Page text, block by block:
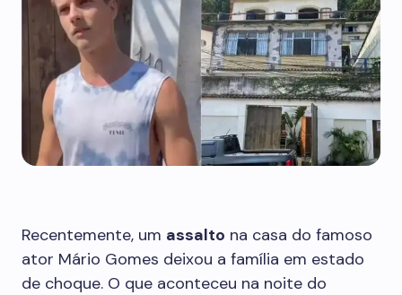
Recentemente, um assalto na casa do famoso
ator Mário Gomes deixou a família em estado
de choque. O que aconteceu na noite do